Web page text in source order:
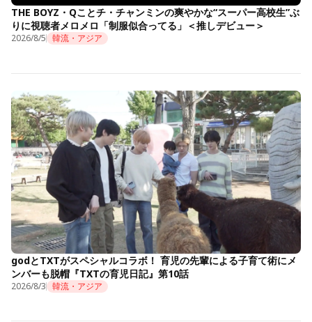
THE BOYZ・Qことチ・チャンミンの爽やかな“スーパー高校生”ぶ
りに視聴者メロメロ「制服似合ってる」＜推しデビュー＞
2026/8/5 韓流・アジア
godとTXTがスペシャルコラボ！ 育児の先輩による子育て術にメ
ンバーも脱帽『TXTの育児日記』第10話
2026/8/3 韓流・アジア